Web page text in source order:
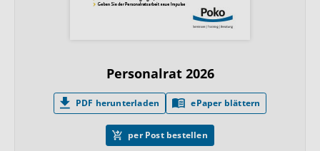
Personalrat 2026
PDF herunterladen ePaper blättern
per Post bestellen